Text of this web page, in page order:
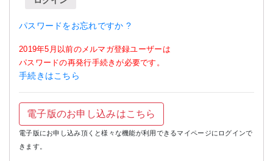
パスワードをお忘れですか ?
2019年5月以前のメルマガ登録ユーザーは
パスワードの再発行手続きが必要です。
手続きはこちら
電子版のお申し込みはこちら
電子版にお申し込み頂くと様々な機能が利用できるマイページにログインで
きます。